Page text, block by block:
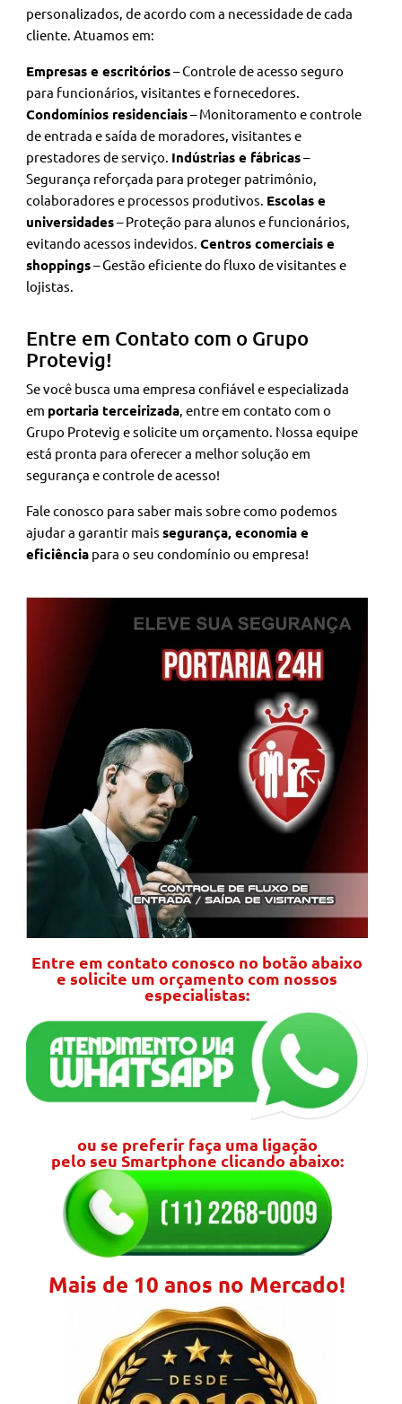
personalizados, de acordo com a necessidade de cada
cliente. Atuamos em:
Empresas e escritórios– Controle de acesso seguro
para funcionários, visitantes e fornecedores.
Condomínios residenciais– Monitoramento e controle
de entrada e saída de moradores, visitantes e
prestadores de serviço. Indústrias e fábricas–
Segurança reforçada para proteger patrimônio,
colaboradores e processos produtivos. Escolas e
universidades– Proteção para alunos e funcionários,
evitando acessos indevidos.Centros comerciais e
shoppings– Gestão eficiente do fluxo de visitantes e
lojistas.
Entre em Contato com o Grupo
Protevig!
Se você busca uma empresa confiável e especializada
em portaria terceirizada , entre em contato com o
Grupo Protevig e solicite um orçamento. Nossa equipe
está pronta para oferecer a melhor solução em
segurança e controle de acesso!
Fale conosco para saber mais sobre como podemos
ajudar a garantir maissegurança, economia e
eficiência para o seu condomínio ou empresa!
Entre em contato conosco no botão abaixo
e solicite um orçamento com nossos
especialistas:
ou se preferir faça uma ligação
pelo seu Smartphone clicando abaixo:
Mais de 10 anos no Mercado!